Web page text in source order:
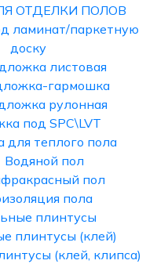
ОТДЕЛКИ ПОЛОВ
ламинат/паркетную
доску
листовая
гармошка
рулонная
под SPC\LVT
для теплого пола
Водяной пол
пол
пола
плинтусы
плинтусы (клей)
(клей, клипса)